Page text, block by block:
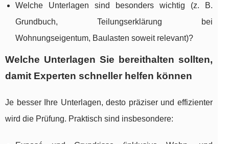
Welche Unterlagen sind besonders wichtig (z. B.
Grundbuch, Teilungserklärung bei
Wohnungseigentum, Baulasten soweit relevant)?
Welche Unterlagen Sie bereithalten sollten,
damit Experten schneller helfen können
Je besser Ihre Unterlagen, desto präziser und effizienter
wird die Prüfung. Praktisch sind insbesondere: